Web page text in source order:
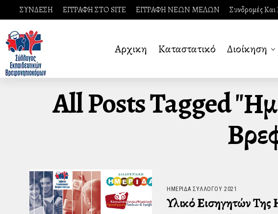
ΣΥΝΔΕΣΗ ΕΓΓΡΑΦΗ ΣΤΟ SITE ΕΓΓΡΑΦΗ ΝΕΩΝ ΜΕΛΩΝ Συνδρομές Και
Αρχικη Καταστατικό Διοίκηση
All Posts Tagged
ΗΜΕΡΊΔΑ ΣΥΛΛΌΓΟΥ 2021
Υλικό Εισηγητών